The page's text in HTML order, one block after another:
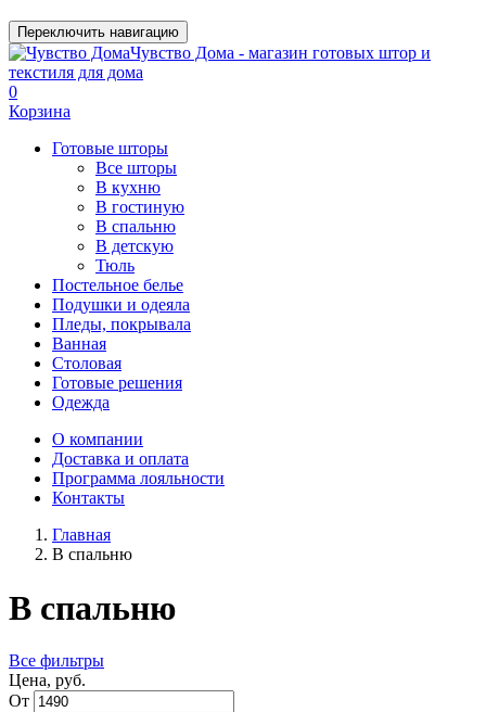
Переключить навигацию
Чувство Дома - магазин готовых штор и
текстиля для дома
0
Корзина
Готовые шторы
Все шторы
В кухню
В гостиную
В спальню
В детскую
Тюль
Постельное белье
Подушки и одеяла
Пледы, покрывала
Ванная
Столовая
Готовые решения
Одежда
О компании
Доставка и оплата
Программа лояльности
Контакты
Главная
В спальню
В спальню
Все фильтры
Цена, руб.
От